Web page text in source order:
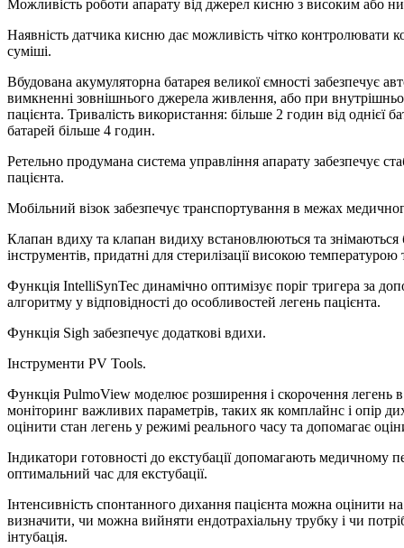
Можливість роботи апарату від джерел кисню з високим або
Наявність датчика кисню дає можливість чітко контролювати
суміші.
Вбудована акумуляторна батарея великої ємності забезпечує
вимкненні зовнішнього джерела живлення, або при
пацієнта. Тривалість використання: більше 2 годин від однієї
батарей більше 4 годин.
Ретельно продумана система управління апарату забезпечує
пацієнта.
Мобільний візок забезпечує транспортування в межах
Клапан вдиху та клапан видиху встановлюються та знімаються
інструментів, придатні для стерилізації високою
Функція IntelliSynTec динамічно оптимізує поріг тригера за
алгоритму у відповідності до особливостей легень пацієнта.
Функція Sigh забезпечує додаткові вдихи.
Інструменти PV Tools.
Функція PulmoView моделює розширення і скорочення легень в
моніторинг важливих параметрів, таких як комплайнс і опір
оцінити стан легень у режимі реального часу та допомагає
Індикатори готовності до екстубації допомагають медичному
оптимальний час для екстубації.
Інтенсивність спонтанного дихання пацієнта можна оцінити
визначити, чи можна вийняти ендотрахіальну трубку і чи
інтубація.